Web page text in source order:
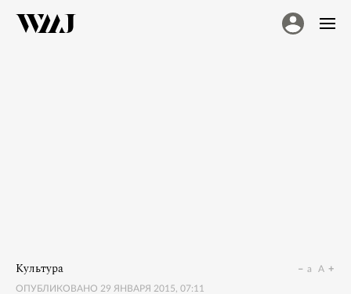
Культура
ОПУБЛИКОВАНО 29 ЯНВАРЯ 2015, 07:11
a A